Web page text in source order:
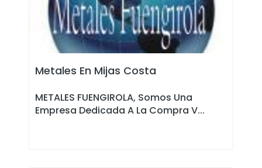
Metales En Mijas Costa
METALES FUENGIROLA, Somos Una
Empresa Dedicada A La Compra V...